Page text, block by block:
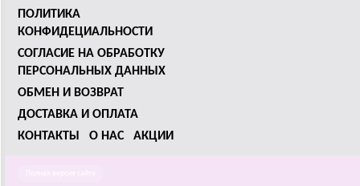
ПОЛИТИКА
КОНФИДЕЦИАЛЬНОСТИ
СОГЛАСИЕ НА ОБРАБОТКУ
ПЕРСОНАЛЬНЫХ ДАННЫХ
ОБМЕН И ВОЗВРАТ
ДОСТАВКА И ОПЛАТА
КОНТАКТЫ
О НАС АКЦИИ